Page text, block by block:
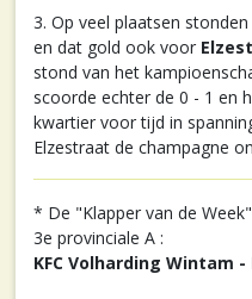
3. Op veel plaatsen
en dat gold ook voor
stond van het
scoorde echter de 0 - 1 en
kwartier voor tijd in
Elzestraat de champagne
* De "Klapper van de
3e provinciale A :
KFC Volharding Wintam